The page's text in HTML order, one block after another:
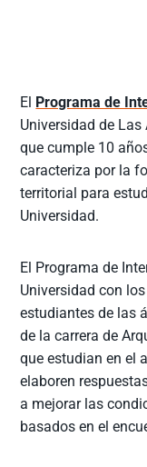
El Programa de
Universidad de
que cumple 10
caracteriza por la
territorial para
Universidad.
El Programa de
Universidad con
estudiantes de las
de la carrera de
que estudian en el
elaboren
a mejorar las
basados en el